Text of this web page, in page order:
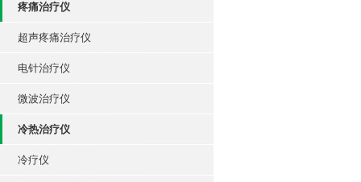
疼痛治疗仪
超声疼痛治疗仪
电针治疗仪
微波治疗仪
冷热治疗仪
冷疗仪